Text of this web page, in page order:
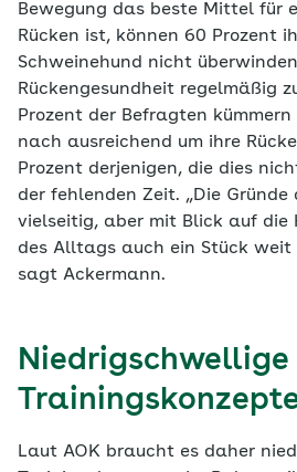
Bewegung das beste Mittel für
Rücken ist, können 60 Prozent
Schweinehund nicht
Rückengesundheit regelmäßig
Prozent der Befragten
nach ausreichend um ihre
Prozent derjenigen, die dies
der fehlenden Zeit. „Die
vielseitig, aber mit Blick auf die
des Alltags auch ein Stück weit
sagt Ackermann.
Niedrigschwellige
Laut AOK braucht es daher